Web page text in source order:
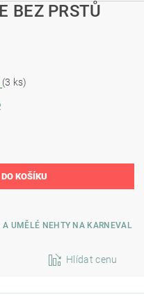
BEZ PRSTŮ
(3 ks)
A UMĚLÉ NEHTY NA KARNEVAL
Hlídat cenu